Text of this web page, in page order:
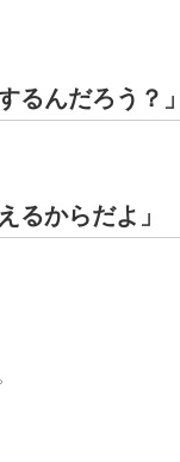
るんだろう？」
るからだよ」